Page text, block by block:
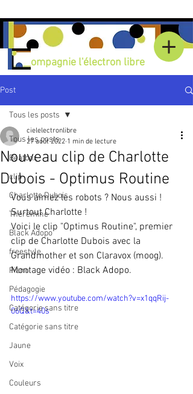
Compagnie l'électron libre
Post
Tous les posts
Beatbox
clip
Charlotte Dubois
Thérémine
Black Adopo
freestyle
Piano
Pédagogie
Catégorie sans titre
Catégorie sans titre
Jaune
Voix
Couleurs
Tous les posts
Nouveau clip de Charlotte
Dubois - Optimus Routine
cielelectronlibre
27 août 2022 1 min de lecture
Vous aimez les robots ? Nous aussi !
Surtout Charlotte !
Voici le clip "Optimus Routine", premier
clip de Charlotte Dubois avec la
Grandmother et son Claravox (moog).
Montage vidéo : Black Adopo.
https://www.youtube.com/watch?v=x1qqRij-
06Q&t=40s